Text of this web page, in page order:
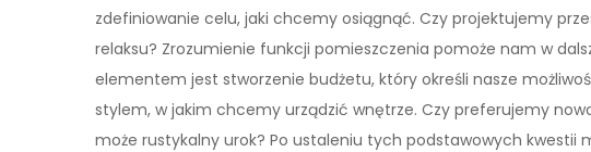
zdefiniowanie celu, jaki chcemy osiągnąć. Czy projektujemy
relaksu? Zrozumienie funkcji pomieszczenia pomoże nam w
elementem jest stworzenie budżetu, który określi nasze
stylem, w jakim chcemy urządzić wnętrze. Czy preferujemy
może rustykalny urok? Po ustaleniu tych podstawowych kwestii